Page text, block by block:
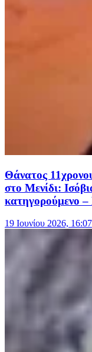
Θάνατος
στο Μενίδι:
κατηγορούμενο –
19 Ιουνίου 2026, 16:07